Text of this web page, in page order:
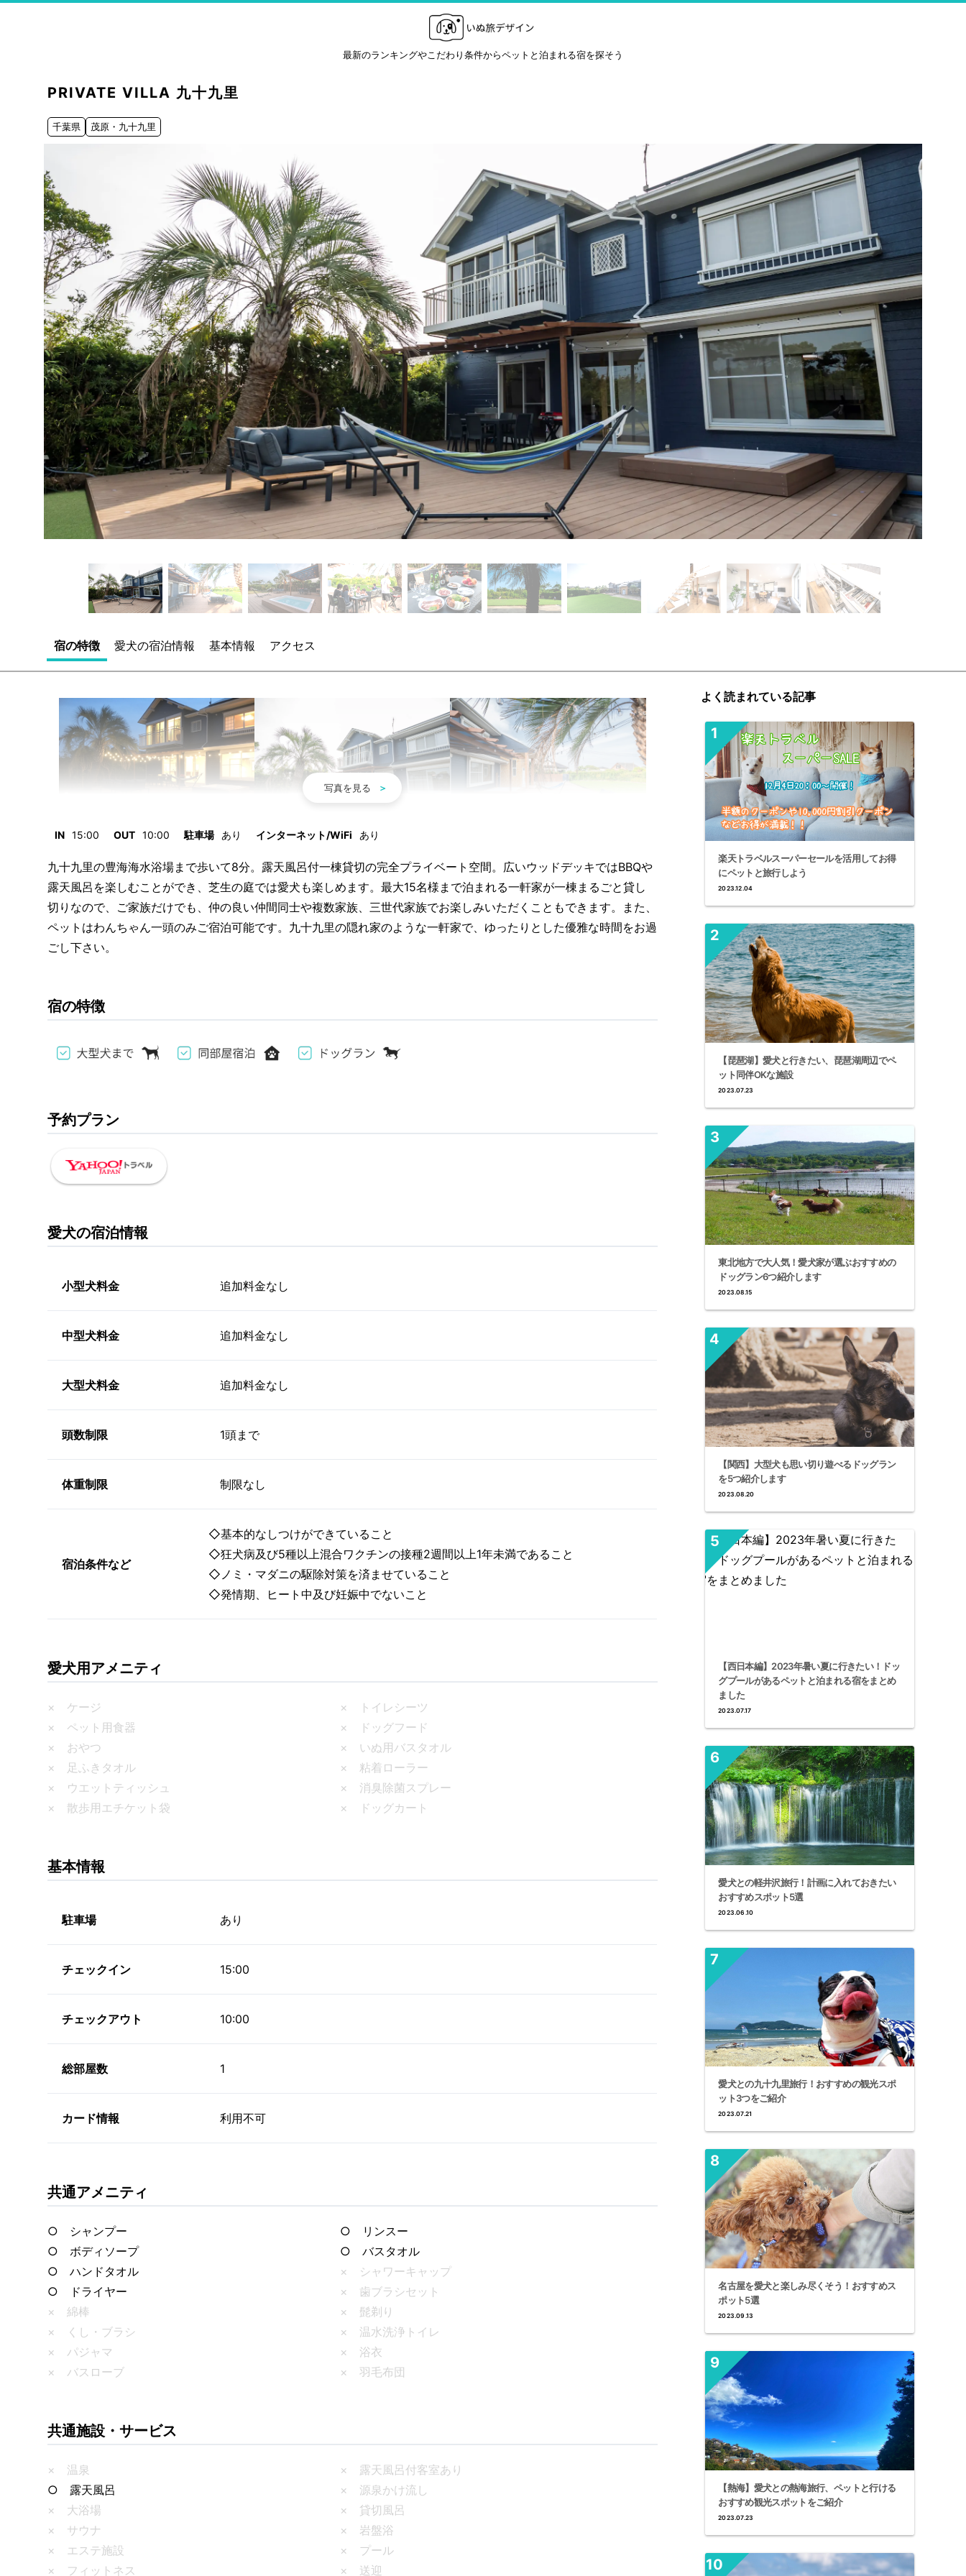
最新のランキングやこだわり条件からペットと泊まれる宿を探そう
PRIVATE VILLA 九十九里
千葉県 茂原・九十九里
宿の特徴 愛犬の宿泊情報 基本情報 アクセス
IN 15:00 OUT 10:00 駐車場 あり インターネット/WiFi あり
九十九里の豊海海水浴場まで歩いて8分。露天風呂付一棟貸切の完全プライベート空間。広いウッドデッキではBBQや
露天風呂を楽しむことができ、芝生の庭では愛犬も楽しめます。最大15名様まで泊まれる一軒家が一棟まるごと貸し
切りなので、ご家族だけでも、仲の良い仲間同士や複数家族、三世代家族でお楽しみいただくこともできます。また、
ペットはわんちゃん一頭のみご宿泊可能です。九十九里の隠れ家のような一軒家で、ゆったりとした優雅な時間をお過
ごし下さい。
宿の特徴
予約プラン
愛犬の宿泊情報
小型犬料金 追加料金なし
中型犬料金 追加料金なし
大型犬料金 追加料金なし
頭数制限 1頭まで
体重制限 制限なし
宿泊条件など
◇基本的なしつけができていること
◇狂犬病及び5種以上混合ワクチンの接種2週間以上1年未満であること
◇ノミ・マダニの駆除対策を済ませていること
◇発情期、ヒート中及び妊娠中でないこと
愛犬用アメニティ
× ケージ
× トイレシーツ
× ペット用食器
× ドッグフード
× おやつ
× いぬ用バスタオル
× 足ふきタオル
× 粘着ローラー
× ウエットティッシュ
× 消臭除菌スプレー
× 散歩用エチケット袋
× ドッグカート
基本情報
駐車場 あり
チェックイン 15:00
チェックアウト 10:00
総部屋数 1
カード情報 利用不可
共通アメニティ
○ シャンプー
○ リンスー
○ ボディソープ
○ バスタオル
○ ハンドタオル
× シャワーキャップ
○ ドライヤー
× 歯ブラシセット
× 綿棒
× 髭剃り
× くし・ブラシ
× 温水洗浄トイレ
× パジャマ
× 浴衣
× バスローブ
× 羽毛布団
共通施設・サービス
× 温泉
× 露天風呂付客室あり
○ 露天風呂
× 源泉かけ流し
× 大浴場
× 貸切風呂
× サウナ
× 岩盤浴
× エステ施設
× プール
× フィットネス
× 送迎
よく読まれている記事
楽天トラベルスーパーセールを活用してお得
にペットと旅行しよう
2023.12.04
【琵琶湖】愛犬と行きたい、琵琶湖周辺でペ
ット同伴OKな施設
2023.07.23
東北地方で大人気！愛犬家が選ぶおすすめの
ドッグラン6つ紹介します
2023.08.15
【関西】大型犬も思い切り遊べるドッグラン
を5つ紹介します
2023.08.20
【西日本編】2023年暑い夏に行きたい！ドッ
グプールがあるペットと泊まれる宿をまとめ
ました
2023.07.17
愛犬との軽井沢旅行！計画に入れておきたい
おすすめスポット5選
2023.06.10
愛犬との九十九里旅行！おすすめの観光スポ
ット3つをご紹介
2023.07.21
名古屋を愛犬と楽しみ尽くそう！おすすめス
ポット5選
2023.09.13
【熱海】愛犬との熱海旅行、ペットと行ける
おすすめ観光スポットをご紹介
2023.07.23